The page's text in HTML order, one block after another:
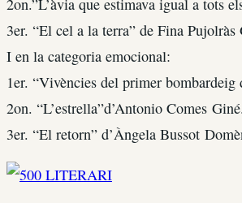
3er. “El cel a la terra” de Fina Pujolràs
I en la categoria emocional:
1er. “Vivències del primer bombardeig
2on. “L’estrella”d’Antonio Comes Giné.
3er. “El retorn” d’Àngela Bussot